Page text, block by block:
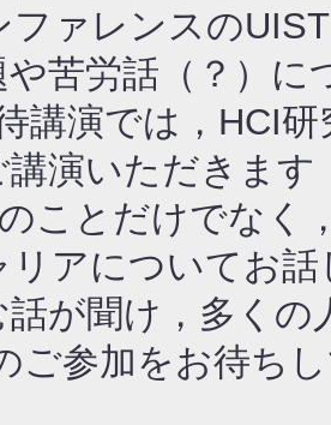
ファレンスの
苦労話（？）
講演では，HCI
講演いただきます
ことだけでなく
リアについてお
話が聞け，多く
ご参加をお待ち